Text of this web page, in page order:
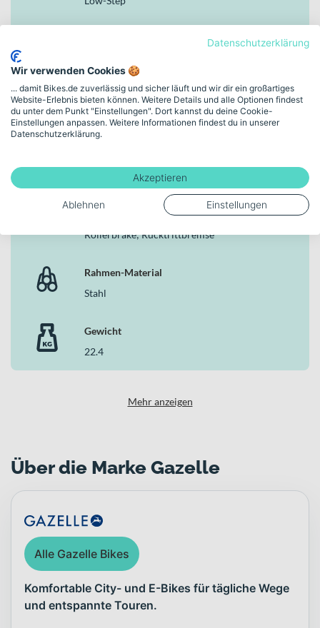
Als klassisches Hollandrad kombiniert dieses Fahrrad bewährte
Technik wie die 7-Gang-Nabenschaltung, einen stabilen
Stahlrahmen und eine vollständige, straßenzugelassene
Lichtausstattung mit einem zeitlosen Auftritt. Gazelle steht seit
Jahrzehnten für zuverlässige Alltagsräder – und genau dafür ist das
Gazelle Tour Populair C7 RT gemacht: für deine täglichen Wege in
der Stadt, bequem, solide und stilvoll.
Rahmenhöhe
51 cm | S | (28")
Nabenschaltung
Rollerbrake; Rücktrittbremse
Rahmen-Material
Stahl
Gewicht
22.4
Mehr anzeigen
Über die Marke Gazelle
Alle Gazelle Bikes
Komfortable City- und E-Bikes für tägliche Wege
und entspannte Touren.
Datenschutzerklärung
Wir verwenden Cookies 🍪
... damit Bikes.de zuverlässig und sicher läuft und wir dir ein großartiges
Website-Erlebnis bieten können. Weitere Details und alle Optionen findest
du unter dem Punkt "Einstellungen". Dort kannst du deine Cookie-
Einstellungen anpassen. Weitere Informationen findest du in unserer
Datenschutzerklärung.
Akzeptieren
Ablehnen Einstellungen